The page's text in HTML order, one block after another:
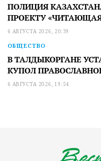
ПОЛИЦИЯ
ПРОЕКТУ
6 АВГУСТА 2026, 20:39
ОБЩЕСТВО
В ТАЛДЫКОРГАНЕ
КУПОЛ
6 АВГУСТА 2026, 19:54